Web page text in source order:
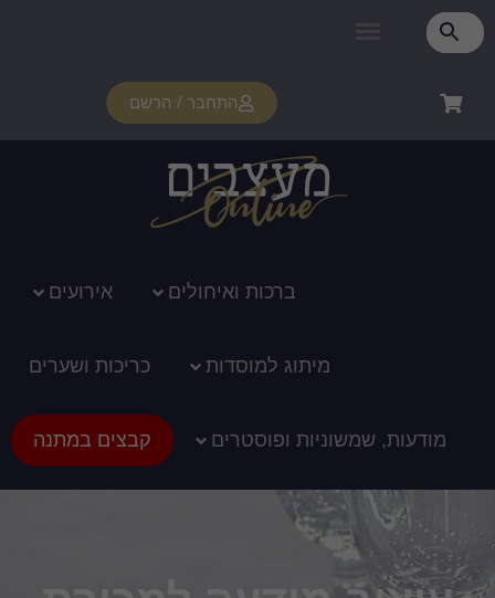
התחבר / הרשם
ברכות ואיחולים אירועים
מיתוג למוסדות כריכות ושערים
מודעות, שמשוניות ופוסטרים קבצים במתנה